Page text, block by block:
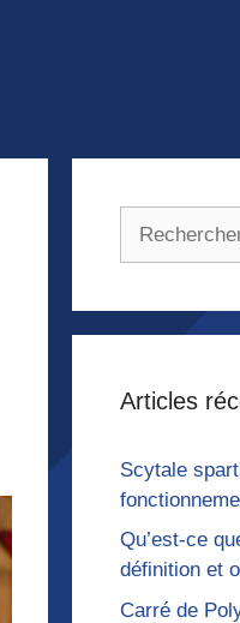
Articles
Scytale
Qu’est-ce
définition et
Carré de